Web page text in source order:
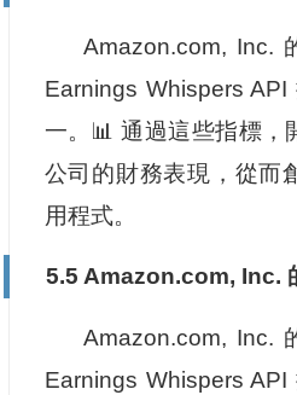
Amazon.com, Inc.
Earnings Whispers
一。📊 通過這些指標，
公司的財務表現，從而
用程式。
5.5 Amazon.com, Inc.
Amazon.com, Inc.
Earnings Whispers